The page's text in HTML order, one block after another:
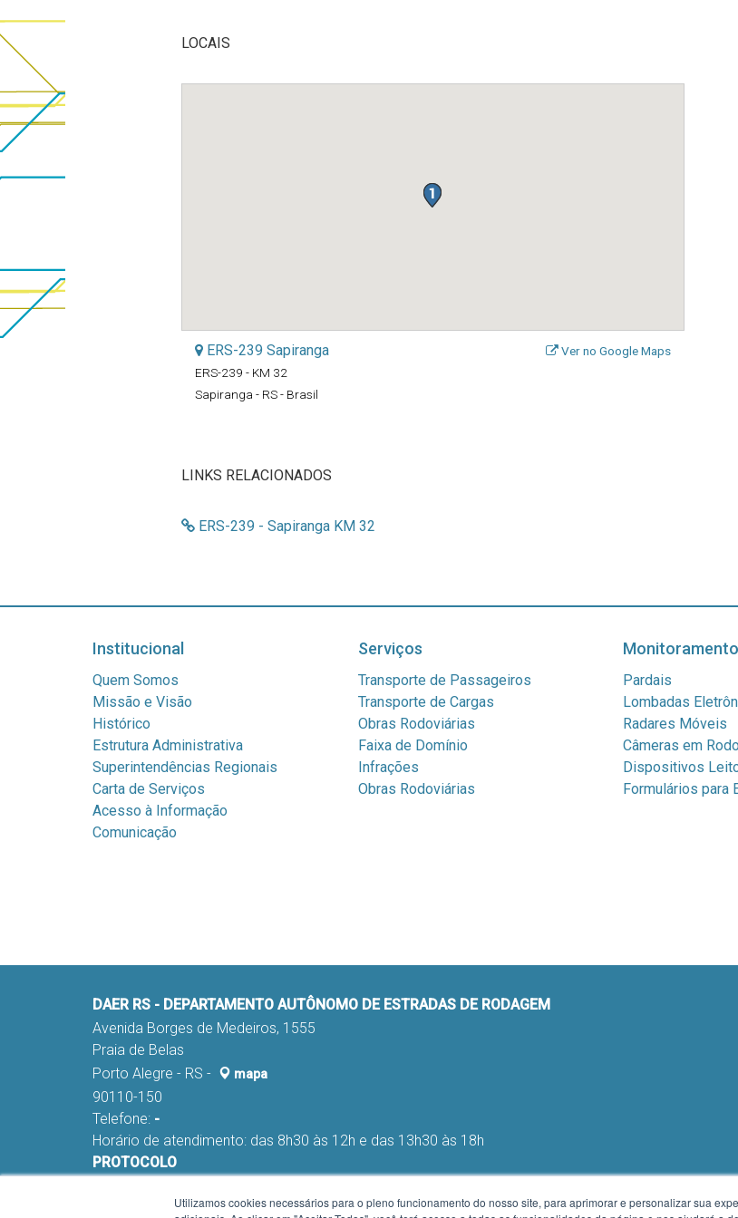
LOCAIS
ERS-239 Sapiranga
ERS-239 - KM 32
Sapiranga - RS - Brasil
Ver no Google Maps
LINKS RELACIONADOS
ERS-239 - Sapiranga KM 32
Institucional
Quem Somos
Missão e Visão
Histórico
Estrutura Administrativa
Superintendências Regionais
Carta de Serviços
Acesso à Informação
Comunicação
Serviços
Transporte de Passageiros
Transporte de Cargas
Obras Rodoviárias
Faixa de Domínio
Infrações
Obras Rodoviárias
Monitoramento
Pardais
Lombadas
Radares Móveis
Câmeras em
Dispositivos
Formulários para
DAER RS - DEPARTAMENTO AUTÔNOMO DE ESTRADAS DE RODAGEM
Avenida Borges de Medeiros, 1555
Praia de Belas
Porto Alegre - RS -
mapa
90110-150
Telefone: -
Horário de atendimento: das 8h30 às 12h e das 13h30 às 18h
PROTOCOLO
nca-proa@daer.rs.gov.br
Utilizamos cookies necessários para o pleno funcionamento do nosso site, para aprimorar e personalizar sua